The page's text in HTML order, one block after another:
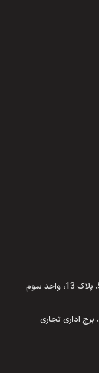
تهران: یوسف‌آباد، خیابان جهان آرا کوچه 52، پلاک 13، واحد سوم
مشهد: احمدآباد خیابان راهنمایی بین 7-19، برج اداری تجاری